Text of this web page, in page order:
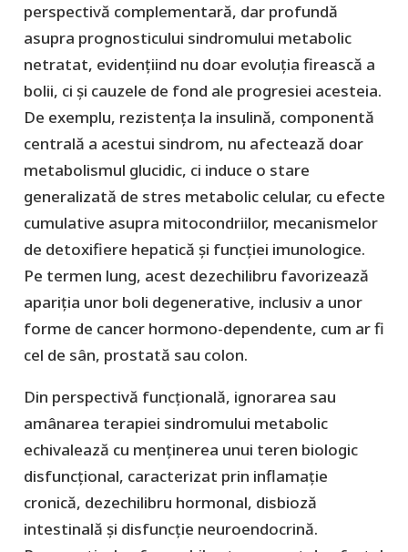
perspectivă complementară, dar profundă
asupra prognosticului sindromului metabolic
netratat, evidențiind nu doar evoluția firească a
bolii, ci și cauzele de fond ale progresiei acesteia.
De exemplu, rezistența la insulină, componentă
centrală a acestui sindrom, nu afectează doar
metabolismul glucidic, ci induce o stare
generalizată de stres metabolic celular, cu efecte
cumulative asupra mitocondriilor, mecanismelor
de detoxifiere hepatică și funcției imunologice.
Pe termen lung, acest dezechilibru favorizează
apariția unor boli degenerative, inclusiv a unor
forme de cancer hormono-dependente, cum ar fi
cel de sân, prostată sau colon.
Din perspectivă funcțională, ignorarea sau
amânarea terapiei sindromului metabolic
echivalează cu menţinerea unui teren biologic
disfuncţional, caracterizat prin inflamație
cronică, dezechilibru hormonal, disbioză
intestinală și disfuncţie neuroendocrină.